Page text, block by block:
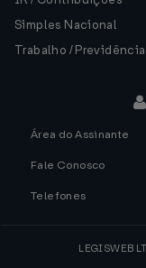
Simples Nacional
Trabalho / Previdência
Área do Assinante
Fale Conosco
Telefones
LEGISWEB